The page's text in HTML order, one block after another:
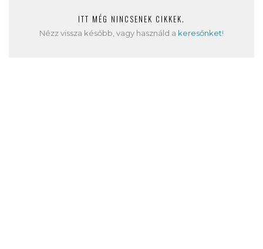
ITT MÉG NINCSENEK CIKKEK.
Nézz vissza később, vagy használd a keresőnket!